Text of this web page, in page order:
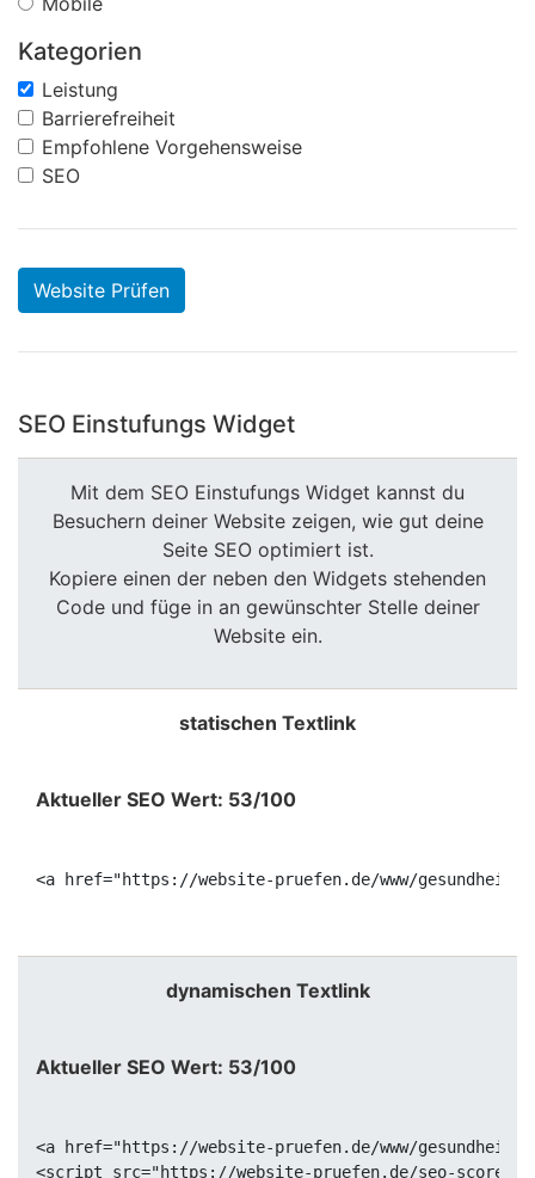
Kategorien
Leistung
Barrierefreiheit
Empfohlene Vorgehensweise
SEO
Website Prüfen
SEO Einstufungs Widget
Mit dem SEO Einstufungs Widget kannst du
Besuchern deiner Website zeigen, wie gut deine
Seite SEO optimiert ist.
Kopiere einen der neben den Widgets stehenden
Code und füge in an gewünschter Stelle deiner
Website ein.
statischen Textlink
Aktueller SEO Wert: 53/100
<a href="https://website-pruefen.de/www/
dynamischen Textlink
Aktueller SEO Wert: 53/100
<a href="https://website-pruefen.de/www/